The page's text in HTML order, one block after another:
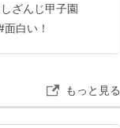
が面白い！ 最後
ざんじ甲子園
面白い！
もっと見る